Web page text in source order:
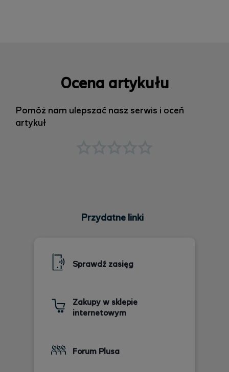
Ocena artykułu
Pomóż nam ulepszać nasz serwis i oceń
artykuł
Przydatne linki
Sprawdź zasięg
Zakupy w sklepie
internetowym
Forum Plusa